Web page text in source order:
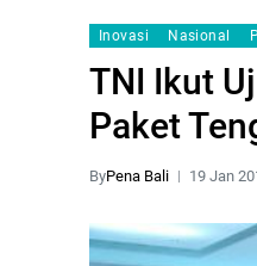
Inovasi Nasional
TNI Ikut
Paket
ByPena Bali 19 Jan